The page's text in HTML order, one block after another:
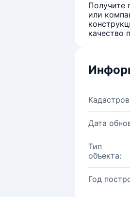
Получите
или
качество
Дата
Тип
объекта:
Год